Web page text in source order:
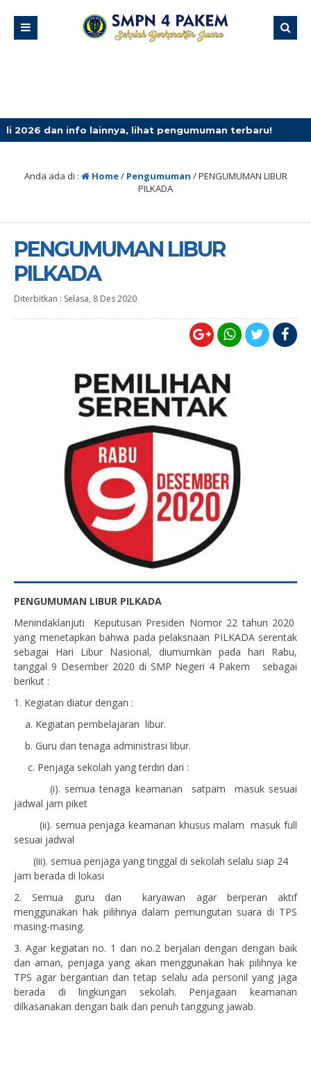
lainnya, lihat pengumuman terbaru! 4 minggu
Anda ada di : Home/ Pengumuman /PENGUMUMAN LIBUR
PILKADA
PENGUMUMAN LIBUR
PILKADA
Diterbitkan : Selasa, 8 Des 2020
PENGUMUMAN LIBUR PILKADA
Menindaklanjuti Keputusan Presiden Nomor 22 tahun 2020
yang menetapkan bahwa pada pelaksnaan PILKADA serentak
sebagai Hari Libur Nasional, diumumkan pada hari Rabu,
tanggal 9 Desember 2020 di SMP Negeri 4 Pakem
sebagai
berikut :
1. Kegiatan diatur dengan :
a. Kegiatan pembelajaran libur.
b. Guru dan tenaga administrasi libur.
c. Penjaga sekolah yang terdiri dari :
(i). semuatenaga keamanan satpam
masuk sesuai
jadwal jam piket
(ii). semuapenjaga keamanan khusus malam masuk full
sesuai jadwal
(iii). semua penjaga yang tinggal di sekolah selalu siap 24
jam berada di lokasi
2. Semua guru dan karyawan agar berperan aktif
menggunakan hak pilihnya dalam pemungutan suara di TPS
masing-masing.
3. Agar kegiatan no. 1 dan no.2 berjalan dengan dengan baik
dan aman, penjaga yang akan menggunakan hak pilihnya ke
TPS agar bergantian dan tetap selalu ada personil yang jaga
berada di lingkungan sekolah. Penjagaan keamanan
dilkasanakan dengan baik dan penuh tanggung jawab.